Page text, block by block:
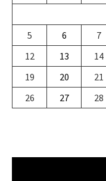
5
6 7
12
13 14
19
20 21
26
27 28